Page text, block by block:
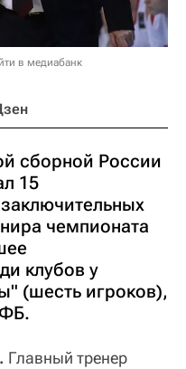
в медиабанк
сборной России
15
чемпионата
клубов у
(шесть игроков),
Главный тренер